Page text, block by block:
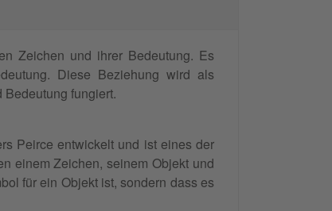
Zeichen und ihrer Bedeutung. Es
Diese Beziehung wird als
fungiert.
Peirce entwickelt und ist eines der
einem Zeichen, seinem Objekt und
für ein Objekt ist, sondern dass es